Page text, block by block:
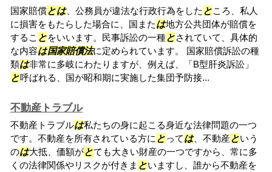
国家賠償とは、公務員が違法な行政行為をした ところ、私人
に損害をもたらした場合に、国または地方公共団体が賠償を
するこ とをいいます。民事訴訟の一種とされていて、具体的
な内容は国家賠償法に定められています。 国家賠償訴訟の種
類は非常に多岐にわたりますが、例えば、「B型肝炎訴訟」
と呼ばれる、国が昭和期に実施した集団予防接...
不動産トラブル
不動産トラブルは私たちの身に起こる身近な法律問題の一つ
です。不動産を所有されている方に とっては、不動産 という
のは大抵、価額がとても大きい財産の一つですから、常に多
くの法律関係やリスクが付きま といますし、誰から不動産を